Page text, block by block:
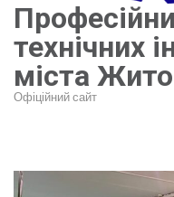
технічних
міста
Офіційний сайт